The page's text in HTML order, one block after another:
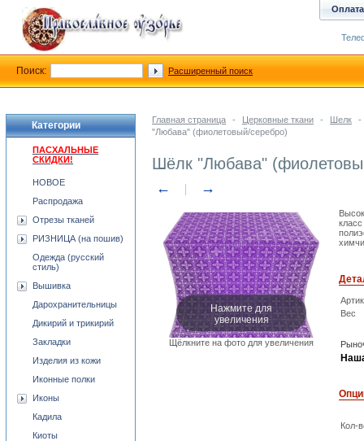
Главная страница - Церковные ткани - Шелк
-
"Любава" (фиолетовый/серебро)
Шёлк "Любава"
← →
Нажмите для
увеличения
Щёлкните на фото для увеличения
Вес
Кол-
Категории
ПАСХАЛЬНЫЕ
СКИДКИ!
НОВОЕ
Распродажа
Отрезы тканей
РИЗНИЦА (на пошив)
Одежда (русский
стиль)
Вышивка
Дарохранительницы
Дикирий и трикирий
Закладки
Изделия из кожи
Иконные полки
Иконы
Кадила
Киоты
Оплата
Поиск: Расширенный поиск